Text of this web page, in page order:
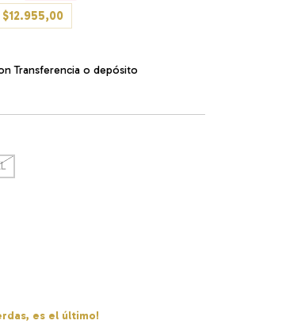
$12.955,00
Transferencia o depósito
es el último!